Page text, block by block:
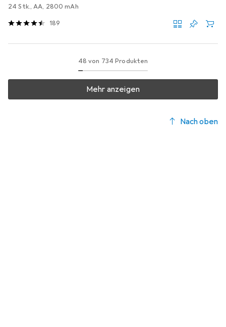
24 Stk., AA, 2800 mAh
189
48 von 734 Produkten
Mehr anzeigen
Nach oben